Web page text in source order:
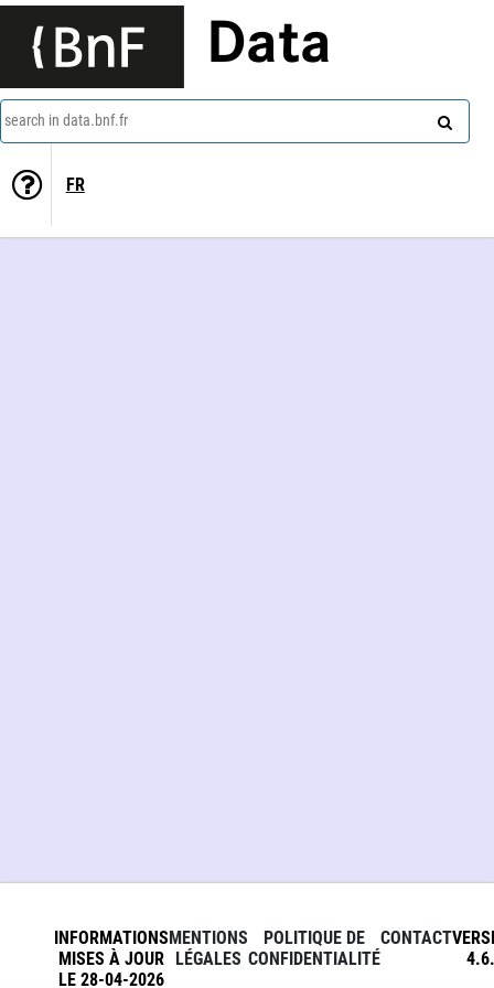
Data
search in data.bnf.fr
FR
INFORMATIONS
MISES À JOUR
LE 28-04-2026
MENTIONS
LÉGALES
POLITIQUE DE
CONFIDENTIALITÉ
CONTACT